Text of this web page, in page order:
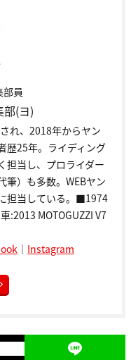
員
部(ヨ)
れ、2018年からヤン
歴25年。ライディング
担当し、プロライダー
筆）も多数。WEBヤン
担当している。■1974
MOTOGUZZI V7
｜ Instagram